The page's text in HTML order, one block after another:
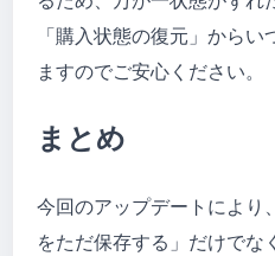
「購入状態の復元」から
ますのでご安心ください。
まとめ
今回のアップデートにより
をただ保存する」だけでな